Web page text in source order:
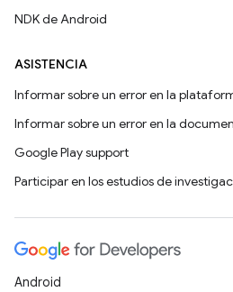
NDK de Android
ASISTENCIA
Informar sobre un error en la
Informar sobre un error en la
Google Play support
Participar en los estudios de
Android